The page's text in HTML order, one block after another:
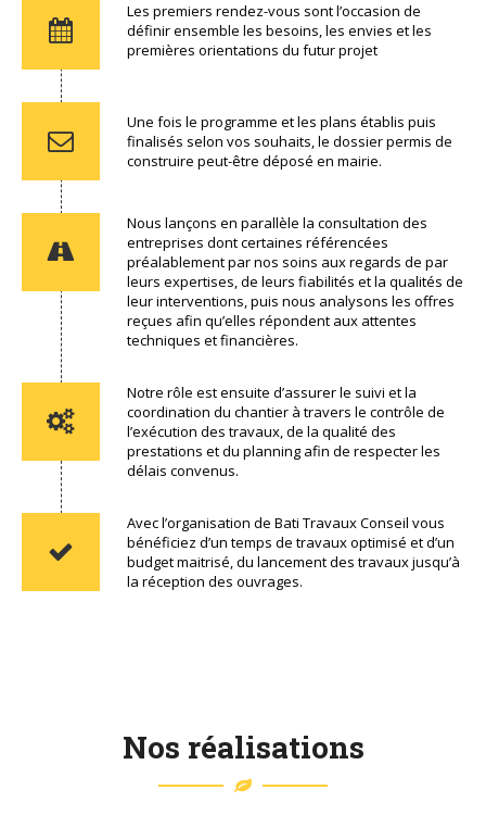
Les premiers rendez-vous sont l’occasion de
définir ensemble les besoins, les envies et les
premières orientations du futur projet
Une fois le programme et les plans établis puis
finalisés selon vos souhaits, le dossier permis de
construire peut-être déposé en mairie.
Nous lançons en parallèle la consultation des
entreprises dont certaines référencées
préalablement par nos soins aux regards de par
leurs expertises, de leurs fiabilités et la qualités de
leur interventions, puis nous analysons les offres
reçues afin qu’elles répondent aux attentes
techniques et financières.
Notre rôle est ensuite d’assurer le suivi et la
coordination du chantier à travers le contrôle de
l’exécution des travaux, de la qualité des
prestations et du planning afin de respecter les
délais convenus.
Avec l’organisation de Bati Travaux Conseil vous
bénéficiez d’un temps de travaux optimisé et d’un
budget maitrisé, du lancement des travaux jusqu’à
la réception des ouvrages.
Nos réalisations